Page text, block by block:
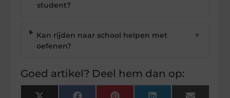
student?
Kan rijden naar school helpen met
oefenen?
▼
Goed artikel? Deel hem dan op: